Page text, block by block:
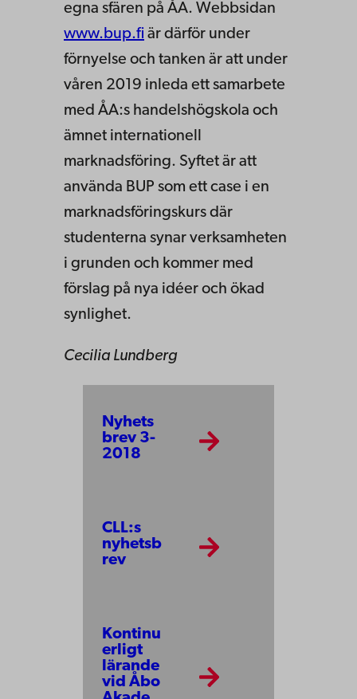
egna sfären på ÅA. Webbsidan
www.bup.fi är därför under
förnyelse och tanken är att under
våren 2019 inleda ett samarbete
med ÅA:s handelshögskola och
ämnet internationell
marknadsföring. Syftet är att
använda BUP som ett case i en
marknadsföringskurs där
studenterna synar verksamheten
i grunden och kommer med
förslag på nya idéer och ökad
synlighet.
Cecilia Lundberg
Nyhets
brev 3-
2018
CLL:s
nyhetsb
rev
Kontinu
erligt
lärande
vid Åbo